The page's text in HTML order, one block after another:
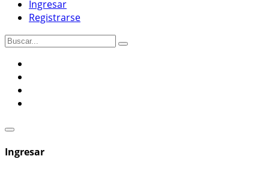
Ingresar
Registrarse
Ingresar